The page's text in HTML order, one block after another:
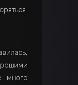
много